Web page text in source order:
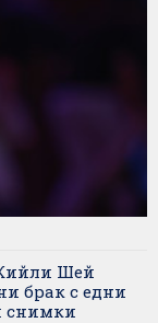
Шей
брак с едни
снимки